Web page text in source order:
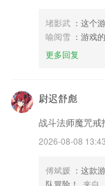
堵影武 ：这个
喻阅雪 ：游戏
更多回复
尉迟舒彪
战斗法师魔咒戒
2026-08-08 13:43
傅斌媛 ：这款
队冒险！
来自